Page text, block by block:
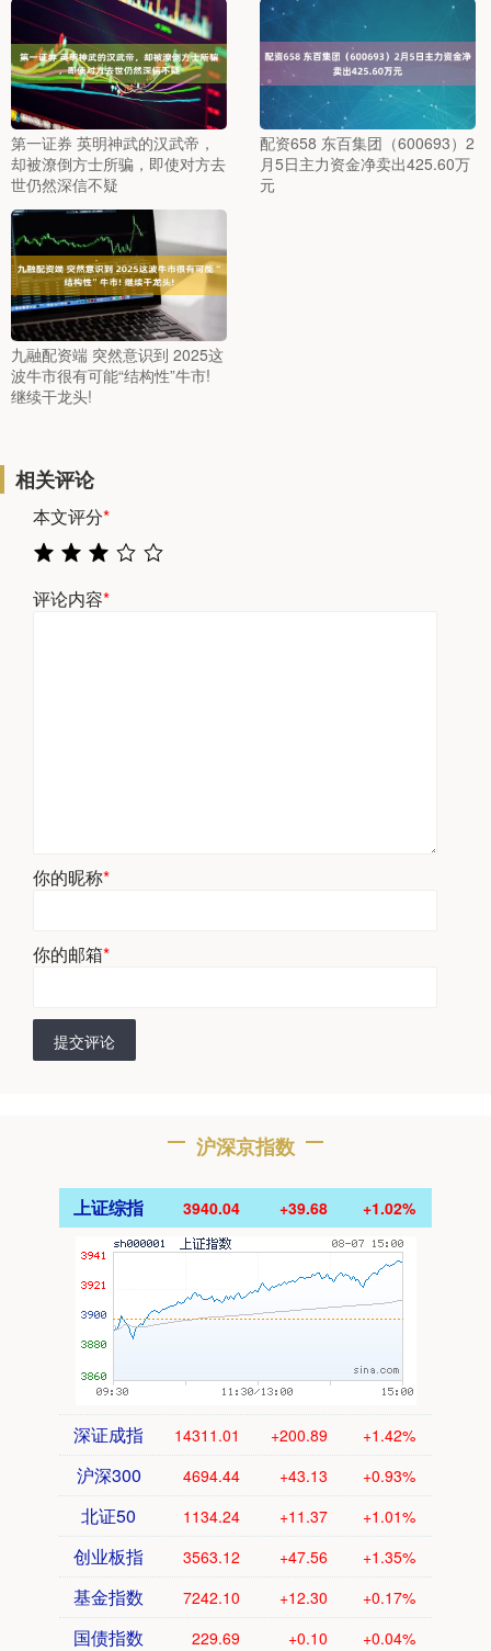
第一证券 英明神武的汉武帝，
却被潦倒方士所骗，即使对方去
世仍然深信不疑
配资658 东百集团（600693）2
月5日主力资金净卖出425.60万
元
九融配资端 突然意识到 2025这
波牛市很有可能“结构性”牛市!
继续干龙头!
相关评论
本文评分*
评论内容*
你的昵称*
你的邮箱*
提交评论
沪深京指数
上证综指 3940.04 +39.68 +1.02%
深证成指 14311.01 +200.89 +1.42%
沪深300 4694.44 +43.13 +0.93%
北证50 1134.24 +11.37 +1.01%
创业板指 3563.12 +47.56 +1.35%
基金指数 7242.10 +12.30 +0.17%
国债指数 229.69 +0.10 +0.04%